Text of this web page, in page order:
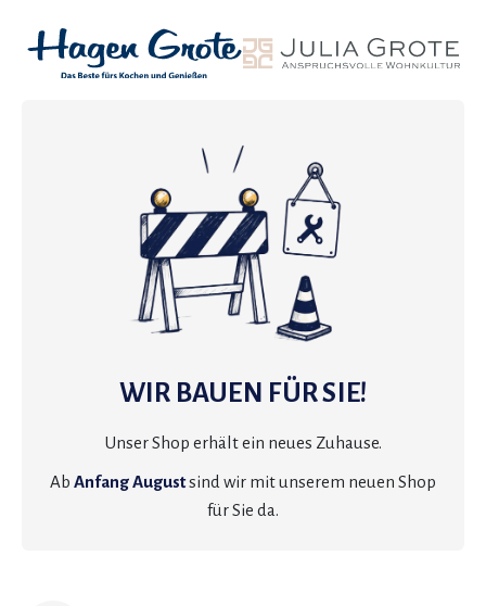
WIR BAUEN FÜR SIE!
Unser Shop erhält ein neues Zuhause.
Ab Anfang Augustsind wir mit unserem neuen Shop
für Sie da.